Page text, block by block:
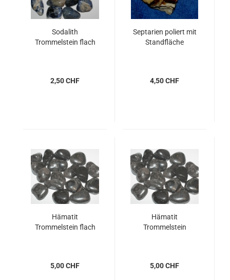
Sodalith
Trommelstein flach
2,50 CHF
Septarien poliert mit
Standfläche
4,50 CHF
Hämatit
Trommelstein flach
5,00 CHF
Hämatit
Trommelstein
5,00 CHF